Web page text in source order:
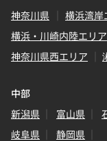
神奈川県
横浜湾岸
横浜・川崎内陸エリア
神奈川県西エリア
中部
新潟県
富山県
岐阜県
静岡県